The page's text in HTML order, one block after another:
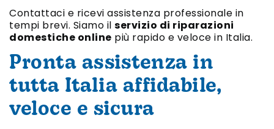
Contattaci e ricevi assistenza professionale in
tempi brevi. Siamo il servizio di riparazioni
domestiche online più rapido e veloce in Italia.
Pronta assistenza in
tutta Italia affidabile,
veloce e sicura